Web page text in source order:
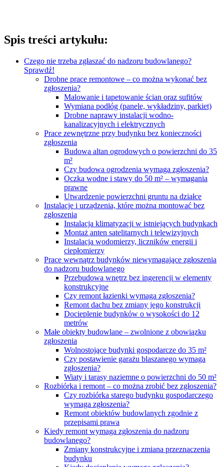
Spis treści artykułu:
Czego nie trzeba zgłaszać do nadzoru budowlanego?
Sprawdź!
Drobne prace remontowe – co można wykonać bez
zgłoszenia?
Malowanie i tapetowanie ścian oraz sufitów
Wymiana podłóg (panele, wykładziny, parkiet)
Drobne naprawy instalacji wodno-
kanalizacyjnych i elektrycznych
Prace zewnętrzne przy budynku bez konieczności
zgłoszenia
Budowa altan ogrodowych o powierzchni do 35
m²
Czy budowa ogrodzenia wymaga zgłoszenia?
Oczka wodne i stawy do 50 m² – wymagania
prawne
Utwardzenie powierzchni gruntu na działce
Instalacje i urządzenia, które można montować bez
zgłoszenia
Instalacja klimatyzacji w istniejących budynkach
Montaż anten satelitarnych i telewizyjnych
Instalacja wodomierzy, liczników energii i
ciepłomierzy
Prace wewnątrz budynków niewymagające zgłoszenia
do nadzoru budowlanego
Przebudowa wnętrz bez ingerencji w elementy
konstrukcyjne
Czy remont łazienki wymaga zgłoszenia?
Remont dachu bez zmiany jego konstrukcji
Docieplenie budynków o wysokości do 12
metrów
Małe obiekty budowlane – zwolnione z obowiązku
zgłoszenia
Wolnostojące budynki gospodarcze do 35 m²
Czy postawienie garażu blaszanego wymaga
zgłoszenia?
Wiaty i tarasy naziemne o powierzchni do 50 m²
Rozbiórka i remont – co można zrobić bez zgłoszenia?
Czy rozbiórka starego budynku gospodarczego
wymaga zgłoszenia?
Remont obiektów budowlanych zgodnie z
przepisami prawa
Kiedy remont wymaga zgłoszenia do nadzoru
budowlanego?
Zmiany konstrukcyjne i zmiana przeznaczenia
budynku